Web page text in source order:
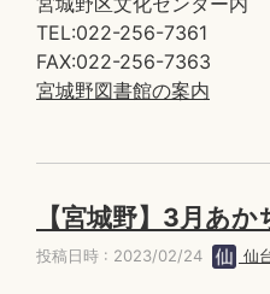
TEL:022-256-7361
FAX:022-256-7363
宮城野図書館の案内
【宮城野】3月あ
投稿日時 : 2023/02/24 仙